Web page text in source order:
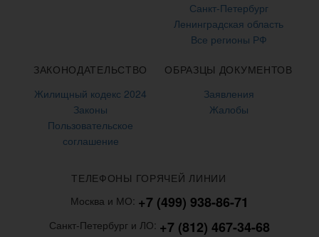
Санкт-Петербург
Ленинградская область
Все регионы РФ
ЗАКОНОДАТЕЛЬСТВО
Жилищный кодекс 2024
Законы
Пользовательское
соглашение
ОБРАЗЦЫ ДОКУМЕНТОВ
Заявления
Жалобы
ТЕЛЕФОНЫ ГОРЯЧЕЙ ЛИНИИ
Москва и МО: +7 (499) 938-86-71
Санкт-Петербург и ЛО: +7 (812) 467-34-68